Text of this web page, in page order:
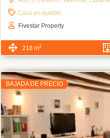
Casa en pueblo
Fivestar Property
218 m2
BAJADA DE PRECIO